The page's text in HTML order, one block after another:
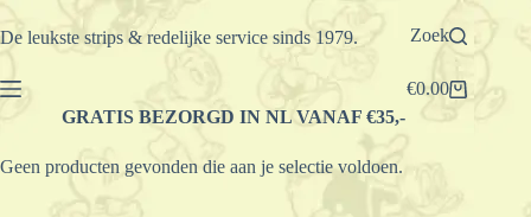
Ga
naar
De leukste strips & redelijke service sinds 1979. Zoek
Winkelwagen
€0.00
GRATIS BEZORGD IN NL VANAF €35,-
Geen producten gevonden die aan je selectie voldoen.